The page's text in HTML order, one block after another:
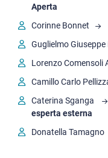
Aperta
Corinne Bonnet
Guglielmo
Lorenzo Comensoli
Camillo Carlo
Caterina Sganga
esperta esterna
Donatella Tamagno